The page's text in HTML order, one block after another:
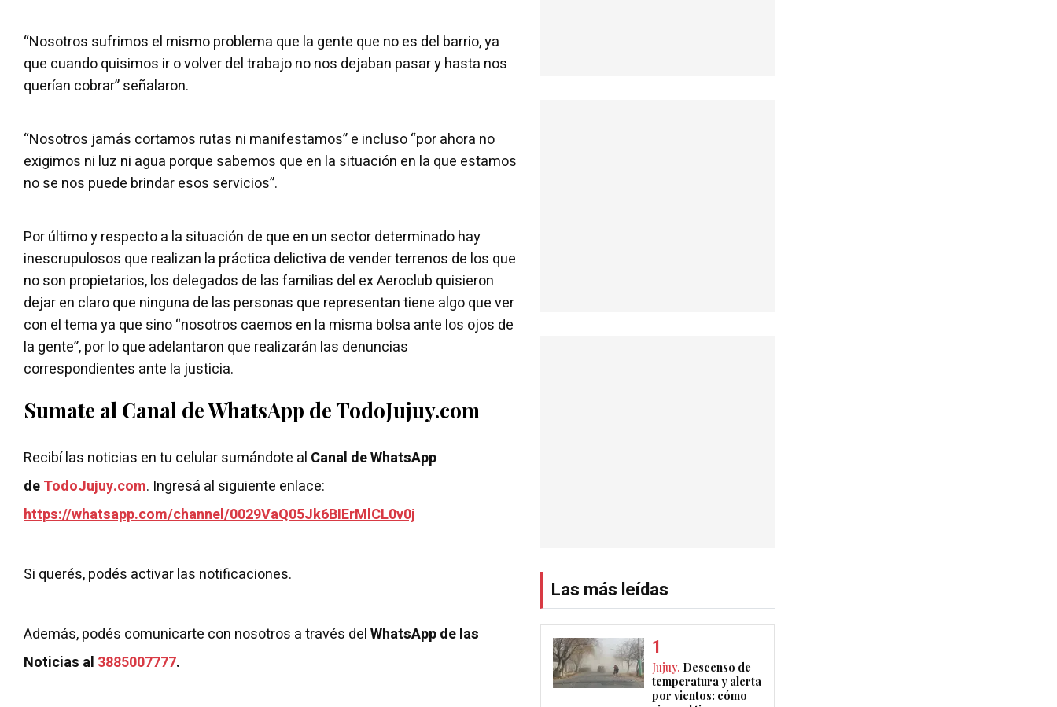
“Nosotros sufrimos el mismo problema que la gente que no es del barrio, ya
que cuando quisimos ir o volver del trabajo no nos dejaban pasar y hasta nos
querían cobrar” señalaron.
“Nosotros jamás cortamos rutas ni manifestamos” e incluso “por ahora no
exigimos ni luz ni agua porque sabemos que en la situación en la que estamos
no se nos puede brindar esos servicios”.
Por último y respecto a la situación de que en un sector determinado hay
inescrupulosos que realizan la práctica delictiva de vender terrenos de los que
no son propietarios, los delegados de las familias del ex Aeroclub quisieron
dejar en claro que ninguna de las personas que representan tiene algo que ver
con el tema ya que sino “nosotros caemos en la misma bolsa ante los ojos de
la gente”, por lo que adelantaron que realizarán las denuncias
correspondientes ante la justicia.
Sumate al Canal de WhatsApp de TodoJujuy.com
Recibí las noticias en tu celular sumándote al Canal de WhatsApp
deTodoJujuy.com. Ingresá al siguiente enlace:
https://whatsapp.com/channel/0029VaQ05Jk6BIErMlCL0v0j
Si querés, podés activar las notificaciones.
Además, podés comunicarte con nosotros a través delWhatsApp de las
Noticias al3885007777.
Las más leídas
Jujuy. Descenso de
temperatura y alerta
por vientos: cómo